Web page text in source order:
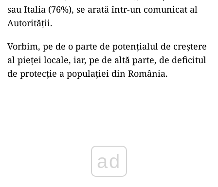
sau Italia (76%), se arată într-un comunicat al
Autorității.
Vorbim, pe de o parte de potenţialul de creştere
al pieţei locale, iar, pe de altă parte, de deficitul
de protecţie a populaţiei din România.